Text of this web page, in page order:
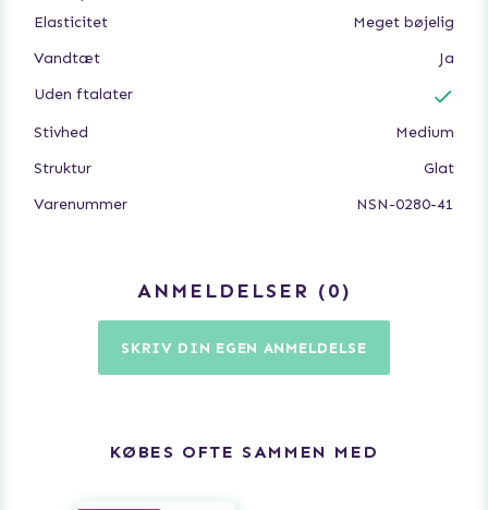
Elasticitet
Meget bøjelig
Vandtæt
Ja
Uden ftalater
Stivhed
Medium
Struktur
Glat
Varenummer
NSN-0280-41
ANMELDELSER 0
SKRIV DIN EGEN ANMELDELSE
KØBES OFTE SAMMEN MED